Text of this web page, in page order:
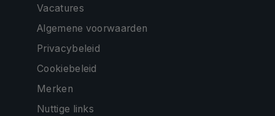
Vacatures
Algemene voorwaarden
Privacybeleid
Cookiebeleid
Merken
Nuttige links